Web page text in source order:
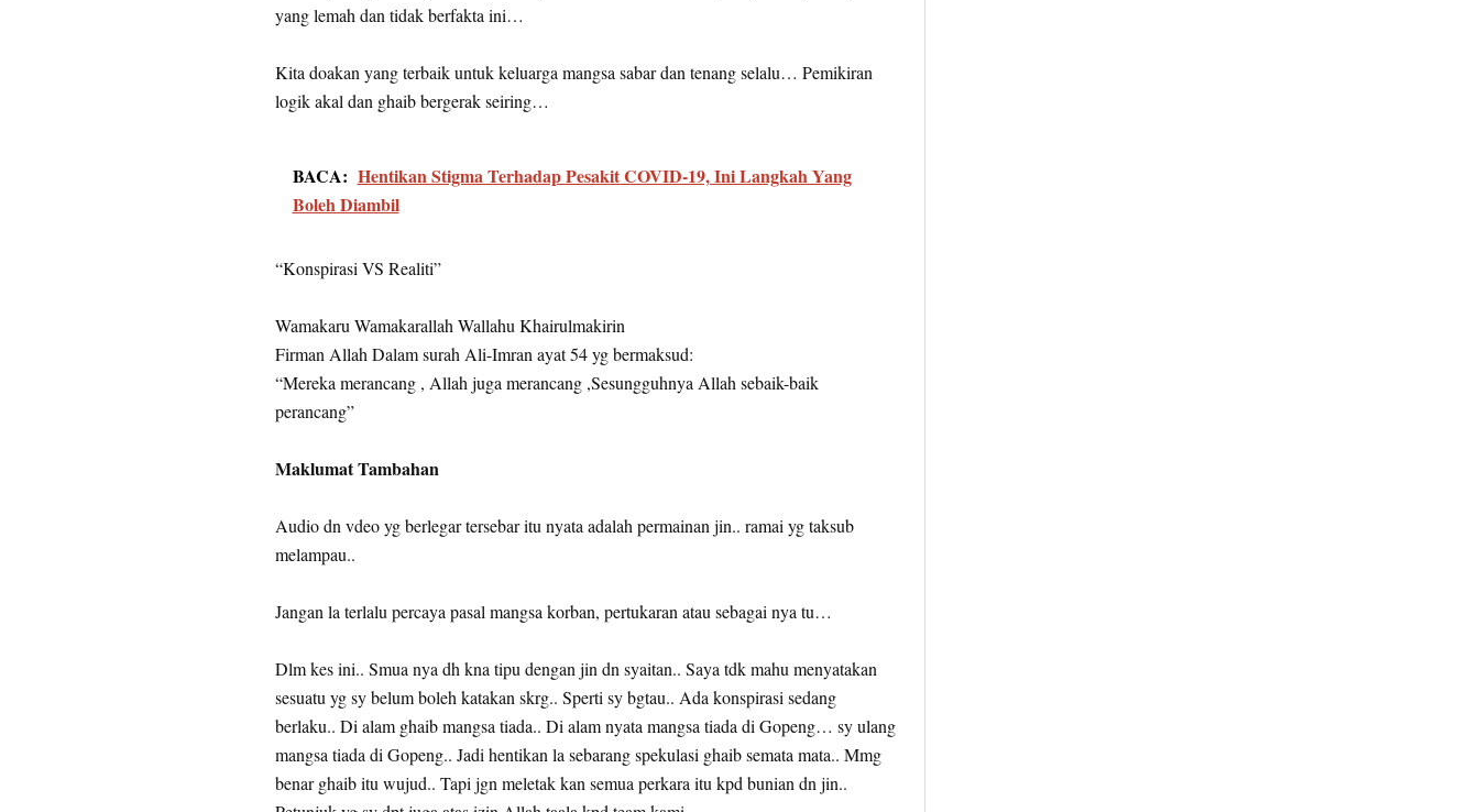
yang lemah dan tidak berfakta ini…
Kita doakan yang terbaik untuk keluarga mangsa sabar dan tenang selalu… Pemikiran
logik akal dan ghaib bergerak seiring…
BACA: Hentikan Stigma Terhadap Pesakit COVID-19, Ini Langkah Yang
Boleh Diambil
“Konspirasi VS Realiti”
Wamakaru Wamakarallah Wallahu Khairulmakirin
Firman Allah Dalam surah Ali-Imran ayat 54 yg bermaksud:
“Mereka merancang , Allah juga merancang ,Sesungguhnya Allah sebaik-baik
perancang”
Maklumat Tambahan
Audio dn vdeo yg berlegar tersebar itu nyata adalah permainan jin.. ramai yg taksub
melampau..
Jangan la terlalu percaya pasal mangsa korban, pertukaran atau sebagai nya tu…
Dlm kes ini.. Smua nya dh kna tipu dengan jin dn syaitan.. Saya tdk mahu menyatakan
sesuatu yg sy belum boleh katakan skrg.. Sperti sy bgtau.. Ada konspirasi sedang
berlaku.. Di alam ghaib mangsa tiada.. Di alam nyata mangsa tiada di Gopeng… sy ulang
mangsa tiada di Gopeng.. Jadi hentikan la sebarang spekulasi ghaib semata mata.. Mmg
benar ghaib itu wujud.. Tapi jgn meletak kan semua perkara itu kpd bunian dn jin..